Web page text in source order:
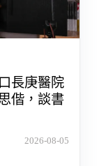
長庚醫院
偕，談書
2026-08-05